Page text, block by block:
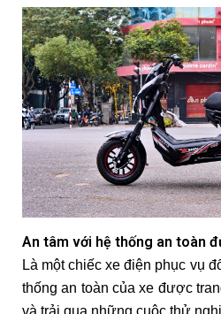
An tâm với hệ thống an toàn
Là một chiếc xe điện phục vụ
thống an toàn của xe được